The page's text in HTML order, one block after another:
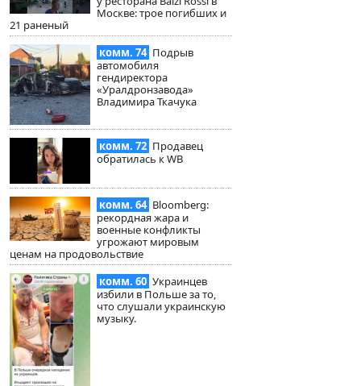
Москве: трое погибших и
21 раненый
комм. 74 Подрыв
автомобиля
гендиректора
«Уралдронзавода»
Владимира Ткачука
комм. 72 Продавец
обратилась к WB
комм. 64 Bloomberg:
рекордная жара и
военные конфликты
угрожают мировым
ценам на продовольствие
комм. 60 Украинцев
избили в Польше за то,
что слушали украинскую
музыку.